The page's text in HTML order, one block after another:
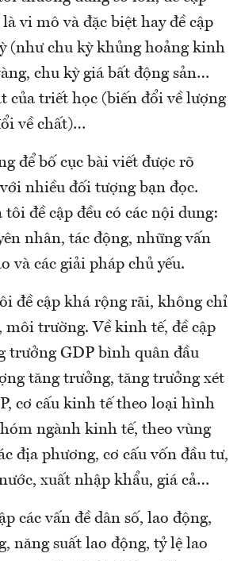
vi mô và đặc biệt hay đề cập
(như chu kỳ khủng hoảng kinh
chu kỳ giá bất động sản…
của triết học (biến đổi về lượng
về chất)…
để bố cục bài viết được rõ
nhiều đối tượng bạn đọc.
đề cập đều có các nội dung:
nhân, tác động, những vấn
và các giải pháp chủ yếu.
đề cập khá rộng rãi, không chỉ
môi trường. Về kinh tế, đề cập
trưởng GDP bình quân đầu
tăng trưởng, tăng trưởng xét
cơ cấu kinh tế theo loại hình
ngành kinh tế, theo vùng
địa phương, cơ cấu vốn đầu tư,
xuất nhập khẩu, giá cả…
các vấn đề dân số, lao động,
năng suất lao động, tỷ lệ lao